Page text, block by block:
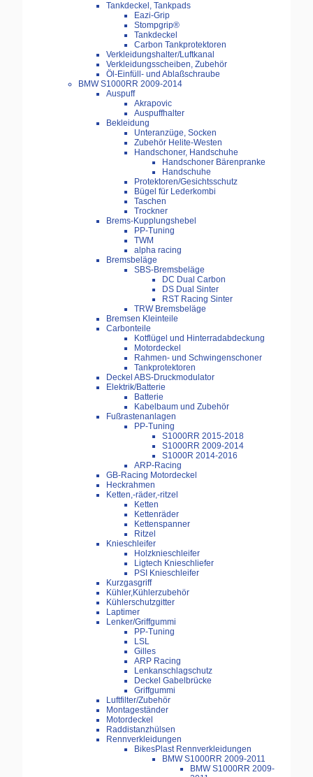
Tankdeckel, Tankpads
Eazi-Grip
Stompgrip®
Tankdeckel
Carbon Tankprotektoren
Verkleidungshalter/Luftkanal
Verkleidungsscheiben, Zubehör
Öl-Einfüll- und Ablaßschraube
BMW S1000RR 2009-2014
Auspuff
Akrapovic
Auspuffhalter
Bekleidung
Unteranzüge, Socken
Zubehör Helite-Westen
Handschoner, Handschuhe
Handschoner Bärenpranke
Handschuhe
Protektoren/Gesichtsschutz
Bügel für Lederkombi
Taschen
Trockner
Brems-Kupplungshebel
PP-Tuning
TWM
alpha racing
Bremsbeläge
SBS-Bremsbeläge
DC Dual Carbon
DS Dual Sinter
RST Racing Sinter
TRW Bremsbeläge
Bremsen Kleinteile
Carbonteile
Kotflügel und Hinterradabdeckung
Motordeckel
Rahmen- und Schwingenschoner
Tankprotektoren
Deckel ABS-Druckmodulator
Elektrik/Batterie
Batterie
Kabelbaum und Zubehör
Fußrastenanlagen
PP-Tuning
S1000RR 2015-2018
S1000RR 2009-2014
S1000R 2014-2016
ARP-Racing
GB-Racing Motordeckel
Heckrahmen
Ketten,-räder,-ritzel
Ketten
Kettenräder
Kettenspanner
Ritzel
Knieschleifer
Holzknieschleifer
Ligtech Knieschliefer
PSI Knieschleifer
Kurzgasgriff
Kühler,Kühlerzubehör
Kühlerschutzgitter
Laptimer
Lenker/Griffgummi
PP-Tuning
LSL
Gilles
ARP Racing
Lenkanschlagschutz
Deckel Gabelbrücke
Griffgummi
Luftfilter/Zubehör
Montageständer
Motordeckel
Raddistanzhülsen
Rennverkleidungen
BikesPlast Rennverkleidungen
BMW S1000RR 2009-2011
BMW S1000RR 2009-